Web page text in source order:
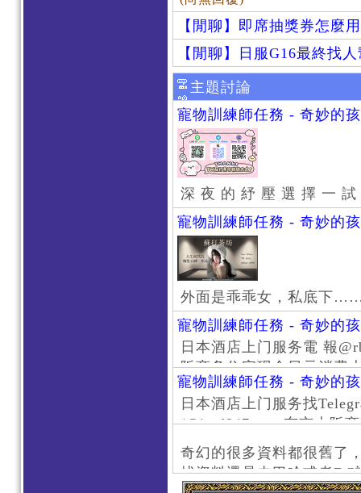
【閒聊】即席抽獎券怎麼
【閒聊】日服G16最終找
主題討論
寵物訓練師任務 - 奇妙的
深 夜 的 紓 壓 選 擇 一
寵物訓練師任務 - 奇妙的
外面是乖乖女，私底下
寵物訓練師任務 - 奇妙的
日本酒店上门服务電 報
阪商务住宅现金日元消费
京风俗 #大阪风俗 #东京
上门服务新宿风俗 #梅田
#日本萝莉 #大阪萝莉 #日
寵物訓練師任務 - 奇妙的
日本酒店上门服务找
/@jptd847utpp 东京大阪
京旅游 #大阪旅游 #东京
东京上门服务 #大阪上门
心斋桥风俗 #日本女孩 #
奇幻的很多資料都很舊了
找資料還是去巴哈或者